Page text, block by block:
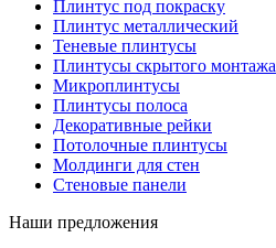
Плинтус под покраску
Плинтус металлический
Теневые плинтусы
Плинтусы скрытого монтажа
Микроплинтусы
Плинтусы полоса
Декоративные рейки
Потолочные плинтусы
Молдинги для стен
Стеновые панели
Наши предложения